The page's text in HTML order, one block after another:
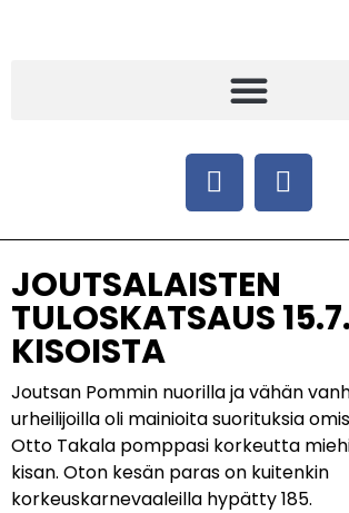
JOUTSALAISTEN
TULOSKATSAUS 15.7.
KISOISTA
Joutsan Pommin nuorilla ja vähän
urheilijoilla oli mainioita suorituksia
Otto Takala pomppasi korkeutta
kisan. Oton kesän paras on kuitenkin
korkeuskarnevaaleilla hypätty 185.